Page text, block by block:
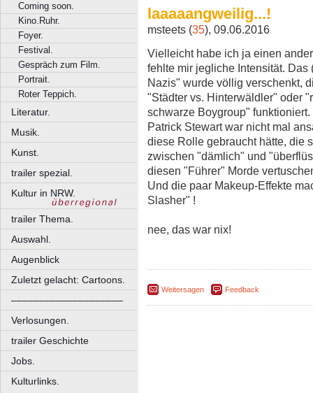
Coming soon.
Kino.Ruhr.
Foyer.
Festival.
Gespräch zum Film.
Portrait.
Roter Teppich.
Literatur.
Musik.
Kunst.
trailer spezial.
Kultur in NRW.
trailer Thema.
Auswahl.
Augenblick
Zuletzt gelacht: Cartoons.
––––––––––––––––––––
Verlosungen.
trailer Geschichte
Jobs.
Kulturlinks.
laaaaangweilig...!
msteets (35), 09.06.2016
Vielleicht habe ich ja einen
fehlte mir jegliche Intensität.
Nazis" wurde völlig verschenkt,
"Städter vs. Hinterwäldler" oder
schwarze Boygroup" funktioniert.
Patrick Stewart war nicht mal
diese Rolle gebraucht hätte, die
zwischen "dämlich" und
diesen "Führer" Morde
Und die paar Makeup-Effekte
Slasher" !
nee, das war nix!
Weitersagen Feedback